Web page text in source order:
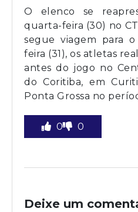
O elenco se
quarta-feira (30) no
segue viagem para
feira (31), os atletas
antes do jogo no
do Coritiba, em
Ponta Grossa no
0 0
Deixe um